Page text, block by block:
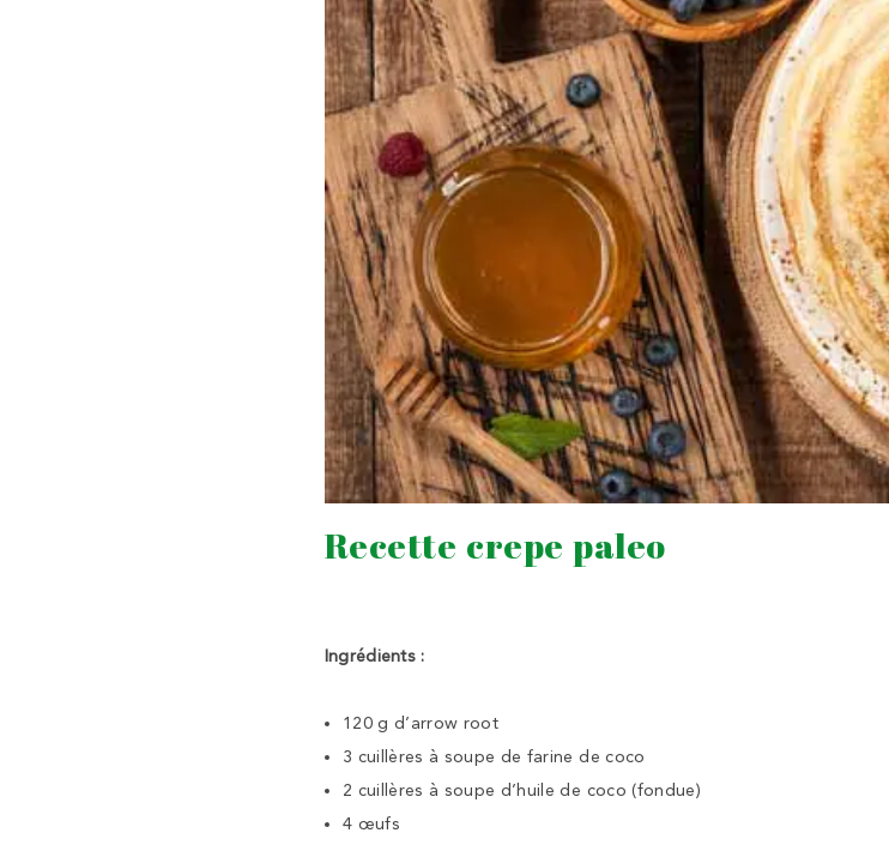
Recette crepe paleo
Ingrédients :
120 g d’arrow root
3 cuillères à soupe de farine de coco
2 cuillères à soupe d’huile de coco (fondue)
4 œufs